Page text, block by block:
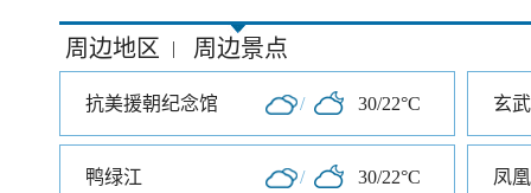
周边地区 | 周边景点
抗美援朝纪念馆 / 30/22°C 玄
鸭绿江 / 30/22°C